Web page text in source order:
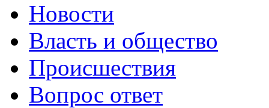
Новости
Власть и общество
Происшествия
Вопрос ответ